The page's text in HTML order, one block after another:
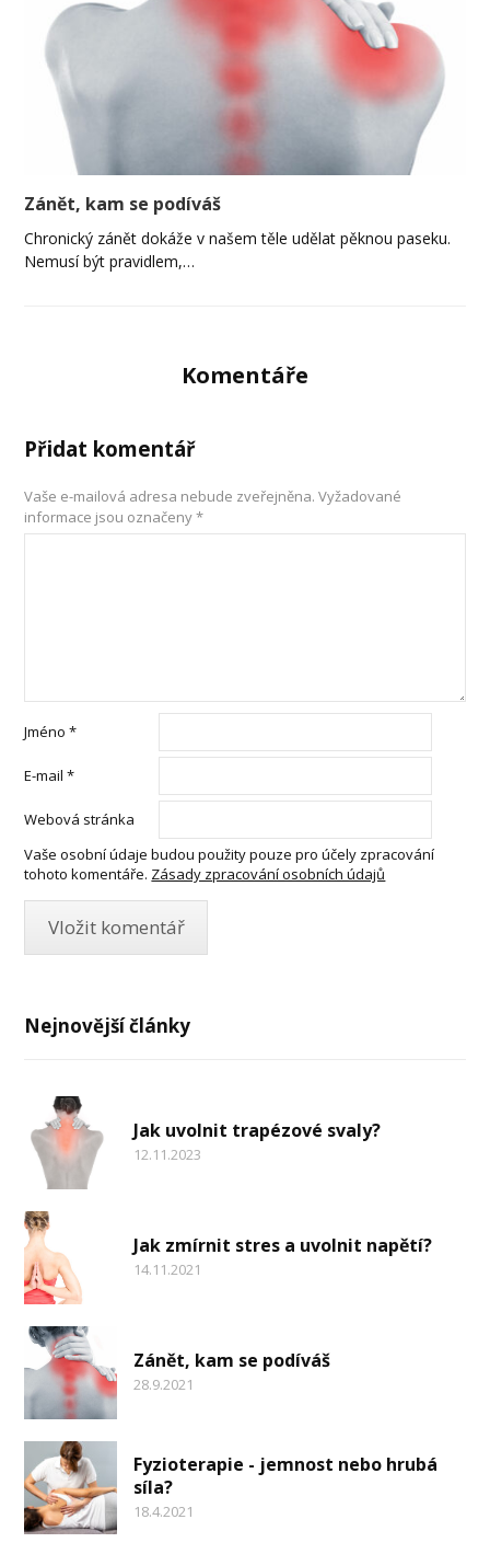
Zánět, kam se podíváš
Chronický zánět dokáže v našem těle udělat pěknou paseku.
Nemusí být pravidlem,…
Komentáře
Přidat komentář
Vaše e-mailová adresa nebude zveřejněna. Vyžadované
informace jsou označeny*
Jméno*
E-mail*
Webová stránka
Vaše osobní údaje budou použity pouze pro účely zpracování
tohoto komentáře. Zásady zpracování osobních údajů
Nejnovější články
Jak uvolnit trapézové svaly?
12.11.2023
Jak zmírnit stres a uvolnit napětí?
14.11.2021
Zánět, kam se podíváš
28.9.2021
Fyzioterapie - jemnost nebo hrubá
síla?
18.4.2021